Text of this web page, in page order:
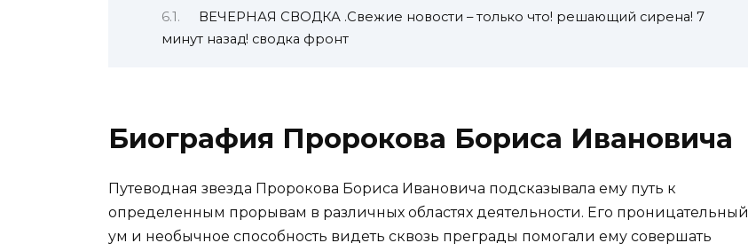
ВЕЧЕРНАЯ СВОДКА .Свежие новости – только что! решающий сирена! 7
минут назад! сводка фронт
Биография Пророкова Бориса Ивановича
Путеводная звезда Пророкова Бориса Ивановича подсказывала ему путь к
определенным прорывам в различных областях деятельности. Его проницательный
ум и необычное способность видеть сквозь преграды помогали ему совершать